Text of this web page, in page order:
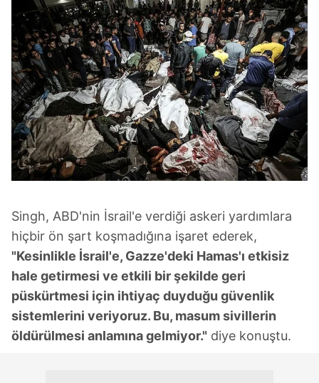
Singh, ABD'nin İsrail'e verdiği askeri yardımlara
hiçbir ön şart koşmadığına işaret ederek,
"Kesinlikle İsrail'e, Gazze'deki Hamas'ı etkisiz
hale getirmesi ve etkili bir şekilde geri
püskürtmesi için ihtiyaç duyduğu güvenlik
sistemlerini veriyoruz. Bu, masum sivillerin
öldürülmesi anlamına gelmiyor." diye konuştu.